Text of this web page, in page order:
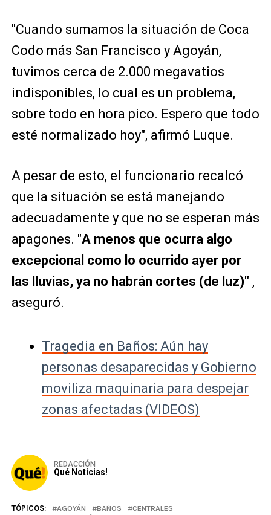
"Cuando sumamos la situación de Coca
Codo más San Francisco y Agoyán,
tuvimos cerca de 2.000 megavatios
indisponibles, lo cual es un problema,
sobre todo en hora pico. Espero que todo
esté normalizado hoy", afirmó Luque.
A pesar de esto, el funcionario recalcó
que la situación se está manejando
adecuadamente y que no se esperan más
apagones. "A menos que ocurra algo
excepcional como lo ocurrido ayer por
las lluvias, ya no habrán cortes (de luz)" ,
aseguró.
Tragedia en Baños: Aún hay
personas desaparecidas y Gobierno
moviliza maquinaria para despejar
zonas afectadas (VIDEOS)
REDACCIÓN
Qué Noticias!
TÓPICOS: AGOYÁN BAÑOS
CENTRALES